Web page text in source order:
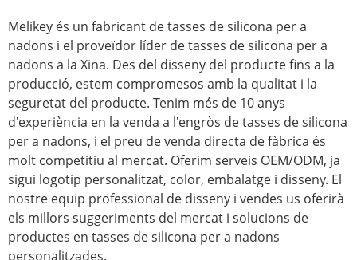
Melikey és un fabricant de tasses de silicona per a
nadons i el proveïdor líder de tasses de silicona per a
nadons a la Xina. Des del disseny del producte fins a la
producció, estem compromesos amb la qualitat i la
seguretat del producte. Tenim més de 10 anys
d'experiència en la venda a l'engròs de tasses de silicona
per a nadons, i el preu de venda directa de fàbrica és
molt competitiu al mercat. Oferim serveis OEM/ODM, ja
sigui logotip personalitzat, color, embalatge i disseny. El
nostre equip professional de disseny i vendes us oferirà
els millors suggeriments del mercat i solucions de
productes en tasses de silicona per a nadons
personalitzades.